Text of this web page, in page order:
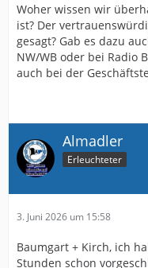
Woher wissen wir
ist? Der
gesagt? Gab es dazu
NW/WB oder bei Radio
auch bei der
Almadler
Erleuchteter
3. Juni 2026 um 15:58
Baumgart + Kirch, ich
Stunden schon